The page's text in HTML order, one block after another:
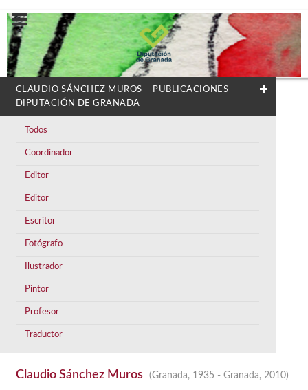
CLAUDIO SÁNCHEZ MUROS – PUBLICACIONES
DIPUTACIÓN DE GRANADA
Todos
Coordinador
Editor
Editor
Escritor
Fotógrafo
Ilustrador
Pintor
Profesor
Traductor
Claudio Sánchez Muros (Granada, 1935 - Granada, 2010)